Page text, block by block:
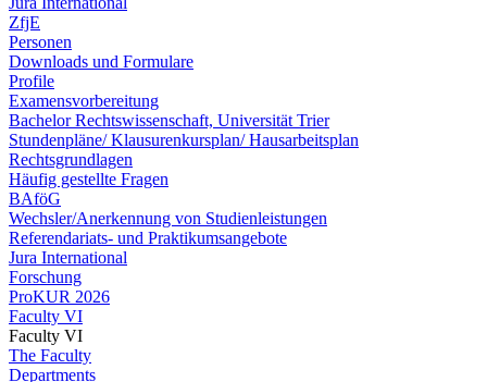
ZfjE
Personen
Downloads und Formulare
Profile
Examensvorbereitung
Bachelor Rechtswissenschaft, Universität Trier
Stundenpläne/ Klausurenkursplan/ Hausarbeitsplan
Rechtsgrundlagen
Häufig gestellte Fragen
BAföG
Wechsler/Anerkennung von Studienleistungen
Referendariats- und Praktikumsangebote
Jura International
Forschung
ProKUR 2026
Faculty VI
Faculty VI
The Faculty
Departments